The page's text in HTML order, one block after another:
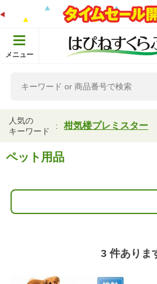
メニュー
人気の
キーワード
柑気楼プレミスター
ペット用品
3 件ありま